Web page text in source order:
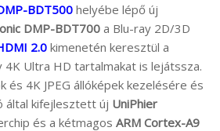
BDT500 helyébe lépő új
DMP-BDT700a Blu-ray 2D/3D
2.0kimenetén keresztül a
Ultra HD tartalmakat is lejátssza.
4K JPEG állóképek kezelésére és
által kifejlesztett új UniPhier
és a kétmagos ARM Cortex-A9